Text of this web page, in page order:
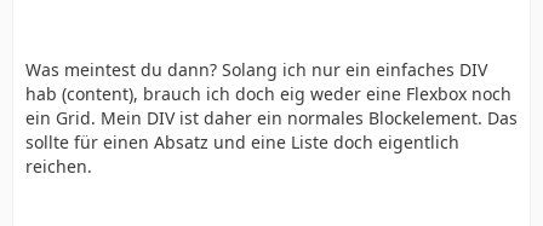
Was meintest du dann? Solang ich nur ein einfaches DIV
hab (content), brauch ich doch eig weder eine Flexbox noch
ein Grid. Mein DIV ist daher ein normales Blockelement. Das
sollte für einen Absatz und eine Liste doch eigentlich
reichen.